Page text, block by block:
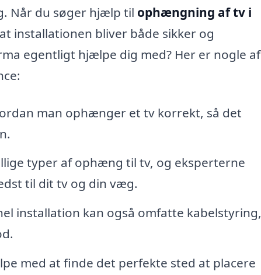
Når du søger hjælp til ophængning af tv i
installationen bliver både sikker og
egentligt hjælpe dig med? Her er nogle af
man ophænger et tv korrekt, så det
typer af ophæng til tv, og eksperterne
til dit tv og din væg.
installation kan også omfatte kabelstyring,
med at finde det perfekte sted at placere